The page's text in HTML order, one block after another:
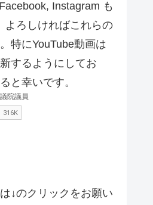
Instagram も
よろしければこれらの
特にYouTube動画は
するようにしてお
と幸いです。
↓のクリックをお願い